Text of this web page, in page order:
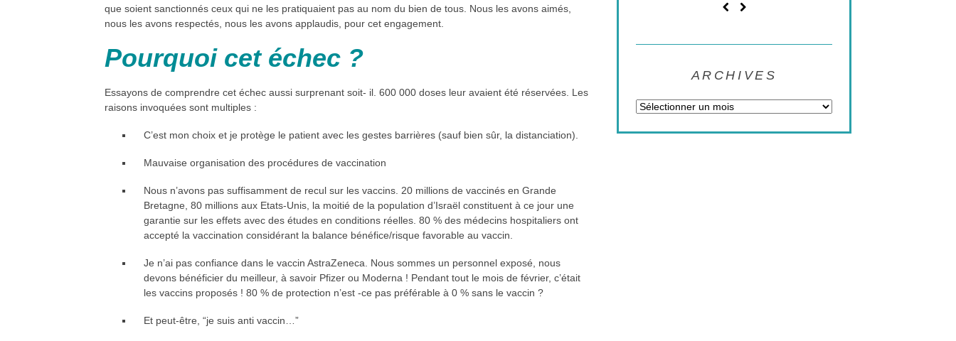
que soient sanctionnés ceux qui ne les pratiquaient pas au nom du bien de tous. Nous les avons aimés,
nous les avons respectés, nous les avons applaudis, pour cet engagement.
Pourquoi cet échec ?
Essayons de comprendre cet échec aussi surprenant soit- il. 600 000 doses leur avaient été réservées. Les
raisons invoquées sont multiples :
C’est mon choix et je protège le patient avec les gestes barrières (sauf bien sûr, la distanciation).
Mauvaise organisation des procédures de vaccination
Nous n’avons pas suffisamment de recul sur les vaccins. 20 millions de vaccinés en Grande
Bretagne, 80 millions aux Etats-Unis, la moitié de la population d’Israël constituent à ce jour une
garantie sur les effets avec des études en conditions réelles. 80 % des médecins hospitaliers ont
accepté la vaccination considérant la balance bénéfice/risque favorable au vaccin.
Je n’ai pas confiance dans le vaccin AstraZeneca. Nous sommes un personnel exposé, nous
devons bénéficier du meilleur, à savoir Pfizer ou Moderna ! Pendant tout le mois de février, c’était
les vaccins proposés ! 80 % de protection n’est -ce pas préférable à 0 % sans le vaccin ?
Et peut-être, “je suis anti vaccin…”
ARCHIVES
Archives